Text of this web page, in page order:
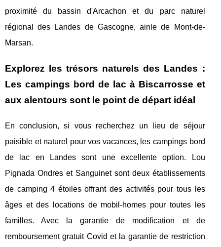
proximité du bassin d'Arcachon et du parc naturel
régional des Landes de Gascogne, ainle de Mont-de-
Marsan.
Explorez les trésors naturels des Landes :
Les campings bord de lac à Biscarrosse et
aux alentours sont le point de départ idéal
En conclusion, si vous recherchez un lieu de séjour
paisible et naturel pour vos vacances, les campings bord
de lac en Landes sont une excellente option. Lou
Pignada Ondres et Sanguinet sont deux établissements
de camping 4 étoiles offrant des activités pour tous les
âges et des locations de mobil-homes pour toutes les
familles. Avec la garantie de modification et de
remboursement gratuit Covid et la garantie de restriction